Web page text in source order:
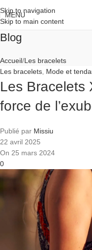
Skip to navigation
Skip to main content
MENU
Blog
Accueil Les bracelets
Les bracelets Mode et
Les Bracelets
force de
Publié par Missiu
22 avril 2025
On 25 mars 2024
0